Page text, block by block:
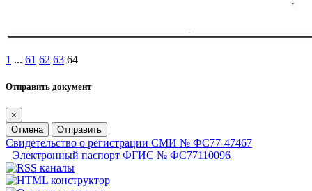
1 ... 61 62 63 64
Отправить документ
×
Отмена
Отправить
Свидетельство о регистрации СМИ № ФС77-47467
Электронный паспорт ФГИС № ФС77110096